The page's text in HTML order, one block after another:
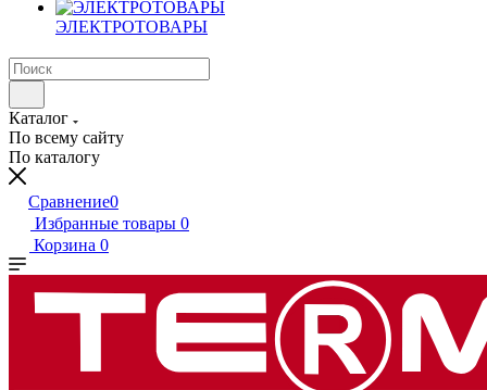
ЭЛЕКТРОТОВАРЫ
Каталог
По всему сайту
По каталогу
Сравнение0
Избранные товары 0
Корзина 0